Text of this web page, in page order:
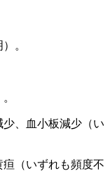
。
、血小板減少（い
（いずれも頻度不